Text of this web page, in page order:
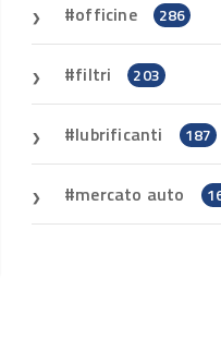
AVA protagonista
Francoforte 2026
officine 286
filtri 203
lubrificanti 187
mercato auto